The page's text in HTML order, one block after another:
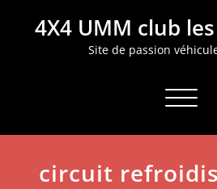
4X4 UMM club les
Site de passion
circuit